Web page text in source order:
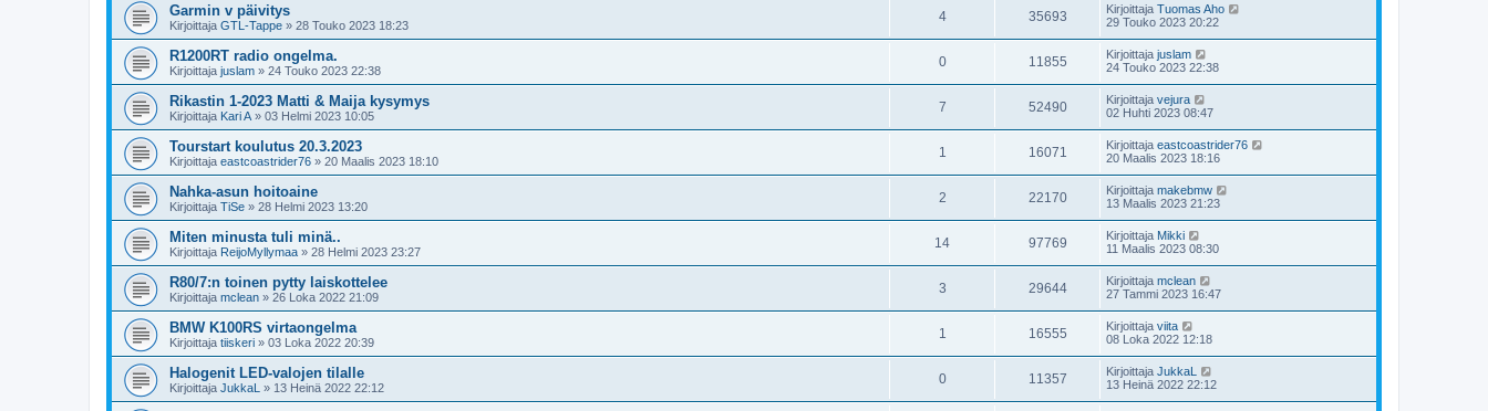
Garmin v päivitys
Kirjoittaja GTL-Tappe » 28 Touko 2023 18:23
4 35693 Kirjoittaja Tuomas Aho
29 Touko 2023 20:22
R1200RT radio ongelma.
Kirjoittaja juslam » 24 Touko 2023 22:38
0 11855 Kirjoittaja juslam
24 Touko 2023 22:38
Rikastin 1-2023 Matti & Maija kysymys
Kirjoittaja Kari A » 03 Helmi 2023 10:05
7 52490 Kirjoittaja vejura
02 Huhti 2023 08:47
Tourstart koulutus 20.3.2023
Kirjoittaja eastcoastrider76 » 20 Maalis 2023 18:10
1 16071 Kirjoittaja eastcoastrider76
20 Maalis 2023 18:16
Nahka-asun hoitoaine
Kirjoittaja TiSe » 28 Helmi 2023 13:20
2 22170 Kirjoittaja makebmw
13 Maalis 2023 21:23
Miten minusta tuli minä..
Kirjoittaja ReijoMyllymaa » 28 Helmi 2023 23:27
14 97769 Kirjoittaja Mikki
11 Maalis 2023 08:30
R80/7:n toinen pytty laiskottelee
Kirjoittaja mclean » 26 Loka 2022 21:09
3 29644 Kirjoittaja mclean
27 Tammi 2023 16:47
BMW K100RS virtaongelma
Kirjoittaja tiiskeri » 03 Loka 2022 20:39
1 16555 Kirjoittaja viita
08 Loka 2022 12:18
Halogenit LED-valojen tilalle
Kirjoittaja JukkaL » 13 Heinä 2022 22:12
0 11357 Kirjoittaja JukkaL
13 Heinä 2022 22:12